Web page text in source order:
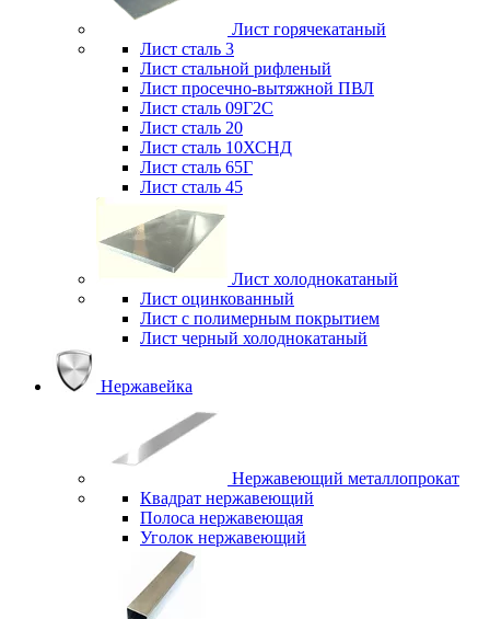
Лист горячекатаный
Лист сталь 3
Лист стальной рифленый
Лист просечно-вытяжной ПВЛ
Лист сталь 09Г2С
Лист сталь 20
Лист сталь 10ХСНД
Лист сталь 65Г
Лист сталь 45
Лист холоднокатаный
Лист оцинкованный
Лист с полимерным покрытием
Лист черный холоднокатаный
Нержавейка
Нержавеющий металлопрокат
Квадрат нержавеющий
Полоса нержавеющая
Уголок нержавеющий